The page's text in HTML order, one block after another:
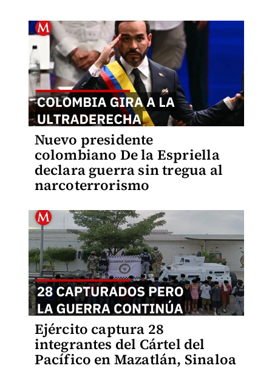
Nuevo presidente
colombiano De la Espriella
declara guerra sin tregua al
narcoterrorismo
Ejército captura 28
integrantes del Cártel del
Pacífico en Mazatlán, Sinaloa